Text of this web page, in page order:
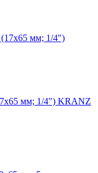
мм; 1/4") KRANZ